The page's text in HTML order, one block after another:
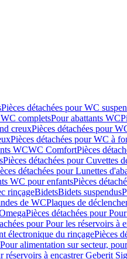
Pièces détachées pour WC
completsPour abattants WC
creuxPièces détachées pour
Pièces détachées pour WC à
WCWC ComfortPièces
Pièces détachées pour Cuvettes
détachées pour Lunettes
WC pour enfantsPièces
rinçageBidetsBidets suspendus
de WCPlaques de
Pièces détachées pour
pour Pour les réservoirs à
électronique du rinçagePièces
alimentation sur secteur,
réservoirs à encastrer Geberit